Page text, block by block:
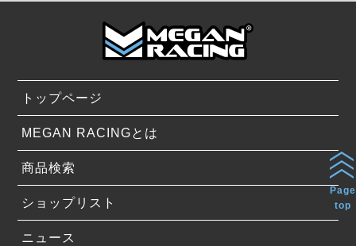
トップページ
MEGAN RACINGとは
商品検索
ショップリスト
ニュース
Page
top